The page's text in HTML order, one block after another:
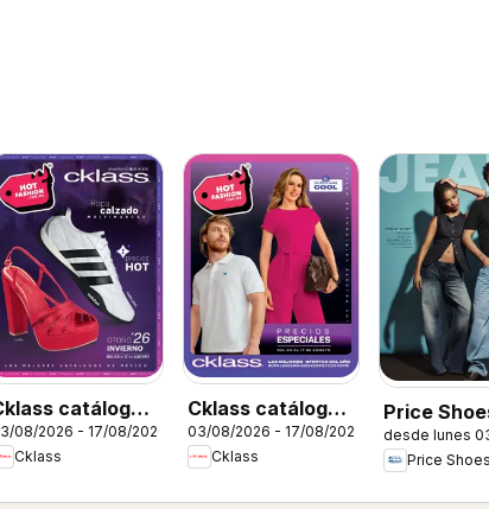
catálogo
Fashion
08/2026 - 17/08/2026
Cklass
Cklass catálogo
Hot Fashion Ropa
03/08/2026 - 17/08/2026
Cklass
Price
catálogo
desde lunes
Price Shoes